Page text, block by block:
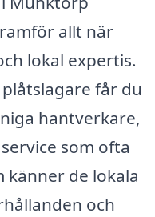
allt när
lokal expertis.
får du
hantverkare,
som ofta
känner de lokala
och